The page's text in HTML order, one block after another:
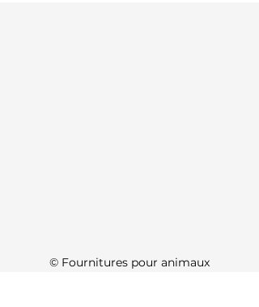
© Fournitures pour animaux